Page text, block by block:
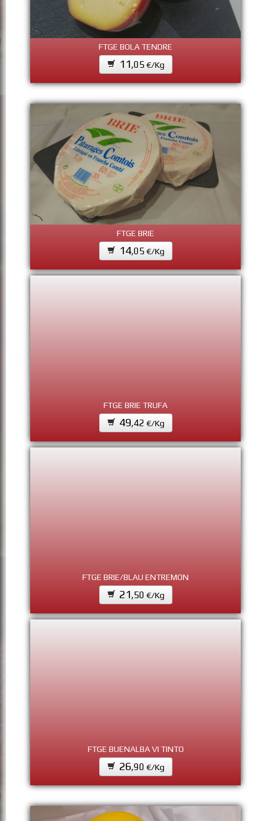
FTGE BOLA TENDRE
11,05 €/Kg
FTGE BRIE
14,05 €/Kg
FTGE BRIE TRUFA
49,42 €/Kg
FTGE BRIE/BLAU ENTREMON
21,50 €/Kg
FTGE BUENALBA VI TINTO
26,90 €/Kg